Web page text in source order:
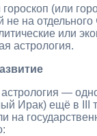
(или
не на
или
астрология.
—
Ирак) ещё в III
на